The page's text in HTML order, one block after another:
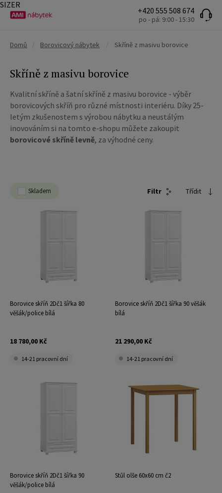
+420 555 508 674
po - pá: 9:00 - 15:30
Domů Borovicový nábytek Skříně z masivu borovice
Skříně z masivu borovice
Kvalitní skříně a šatní skříně z masivu borovice - výběr
borovicových skříň pro různé místnosti interiéru. Díky 25-
letým zkušenostem s výrobou nábytku a neustálým
inovováním si na tomto e-shopu můžete zakoupit
borovicové skříně levně, za výhodné ceny.
Skladem Filtr Třídit
Borovice skříň 2Dč1 šířka 80
věšák/police bílá
18 780,00 Kč
14-21 pracovní dní
Borovice skříň 2Dč1 šířka 90 věšák
bílá
21 290,00 Kč
14-21 pracovní dní
Borovice skříň 2Dč1 šířka 90
věšák/police bílá
Stůl olše 60x60 cm č2
SIZER